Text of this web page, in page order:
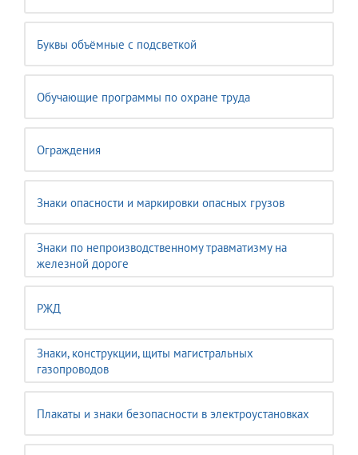
Буквы объёмные с подсветкой
Обучающие программы по охране труда
Ограждения
Знаки опасности и маркировки опасных грузов
Знаки по непроизводственному травматизму на
железной дороге
РЖД
Знаки, конструкции, щиты магистральных
газопроводов
Плакаты и знаки безопасности в электроустановках